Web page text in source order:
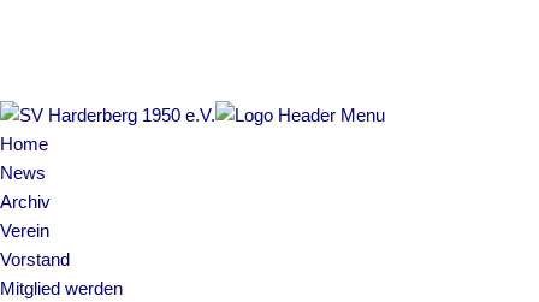
Home
News
Archiv
Verein
Vorstand
Mitglied werden